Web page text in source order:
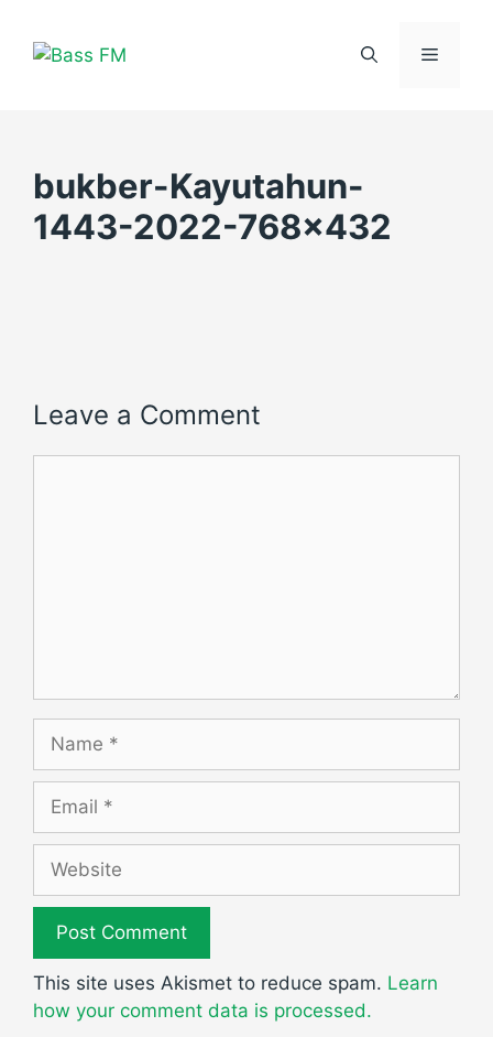
content
Menu
bukber-Kayutahun-
1443-2022-768×432
Leave a Comment
Name
Email
Website
This site uses Akismet to reduce spam. Learn
how your comment data is processed.